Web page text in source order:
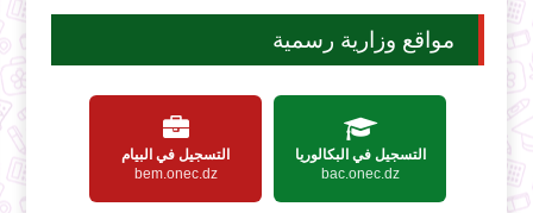
مواقع وزارية رسمية
التسجيل في البكالوريا
bac.onec.dz
التسجيل في البيام
bem.onec.dz